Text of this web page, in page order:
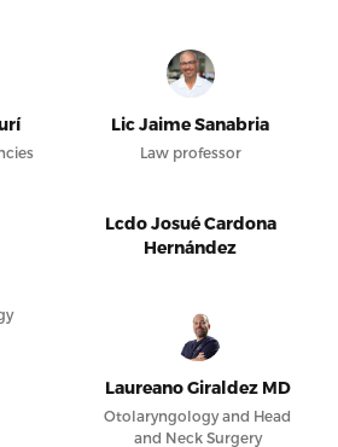
Lic Jaime Sanabria
Law professor
Lcdo Josué Cardona
Hernández
Laureano Giraldez MD
Otolaryngology and Head
and Neck Surgery